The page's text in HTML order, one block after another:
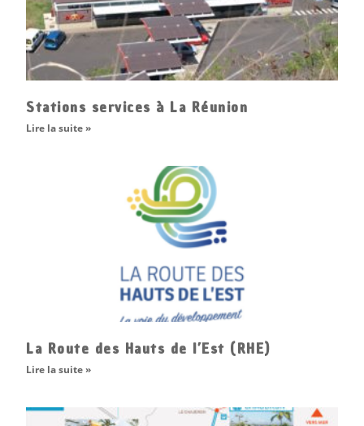
Stations services à La Réunion
Lire la suite »
La Route des Hauts de l’Est (RHE)
Lire la suite »